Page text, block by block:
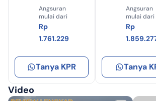
Angsuran
mulai dari
Rp
1.761.229
Tanya KPR
Angsuran
mulai dari
Rp
Tanya
Video